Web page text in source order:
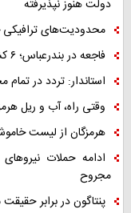
دولت هنوز نپذیرفته
محدودیت‌های ترافیکی
فاجعه در بندرعباس؛ ۶ کشته در آتش‌سوزی منزل مسکونی
استاندار: تردد در
وقتی راه، آب و ریل
هرمزگان از لیست
مجروح
پنتاگون در برابر